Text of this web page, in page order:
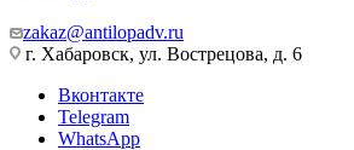
zakaz@antilopadv.ru
г. Хабаровск, ул. Вострецова, д. 6
Вконтакте
Telegram
WhatsApp